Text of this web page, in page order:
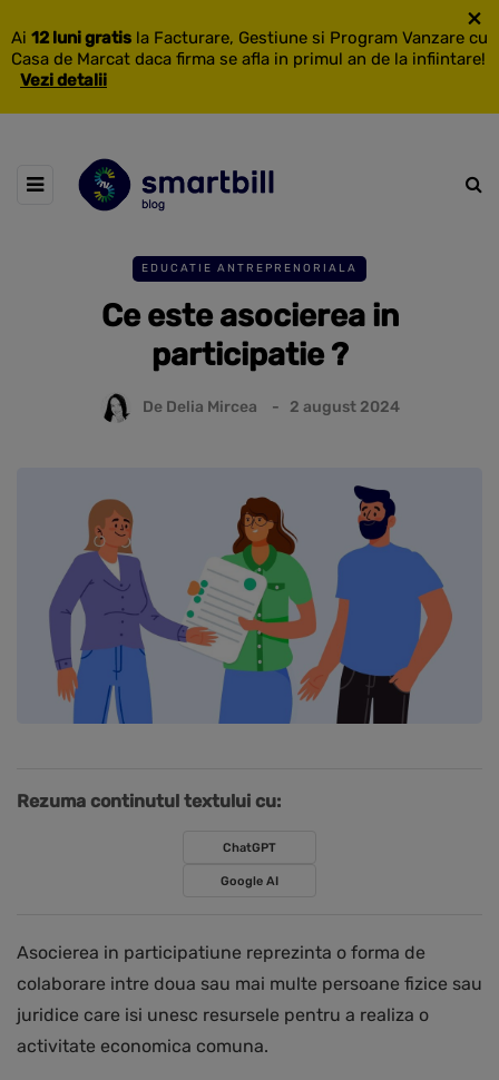
Ai 12 luni gratis la Facturare, Gestiune si Program Vanzare cu
Casa de Marcat daca firma se afla in primul an de la infiintare!
Vezi detalii
×
EDUCATIE ANTREPRENORIALA
Ce este asocierea in
participatie ?
De Delia Mircea 2 august 2024
Rezuma continutul textului cu:
ChatGPT
Google AI
Asocierea in participatiune reprezinta o forma de
colaborare intre doua sau mai multe persoane fizice sau
juridice care isi unesc resursele pentru a realiza o
activitate economica comuna.